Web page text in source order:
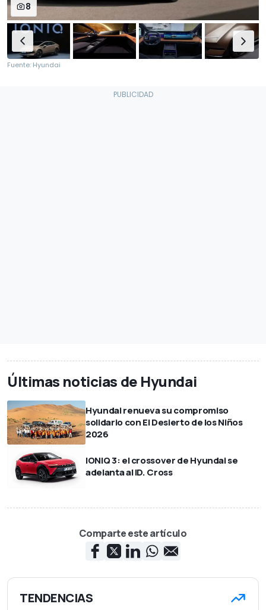
8
Fuente: Hyundai
Últimas noticias de Hyundai
Hyundai renueva su compromiso
solidario con El Desierto de los Niños
2026
IONIQ 3: el crossover de Hyundai se
adelanta al ID. Cross
Comparte este artículo
TENDENCIAS